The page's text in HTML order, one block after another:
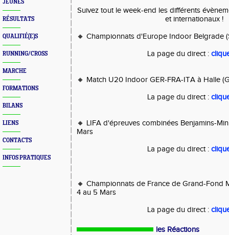
JEUNES
RÉSULTATS
QUALIFIÉ(E)S
RUNNING/CROSS
MARCHE
FORMATIONS
BILANS
LIENS
CONTACTS
INFOS PRATIQUES
Suivez tout le week-end les différents
et internationaux !
🔸 Championnats d'Europe Indoor Belgrade
La page du direct :
🔸 Match U20 Indoor GER-FRA-ITA à Halle
La page du direct :
🔸 LIFA d'épreuves combinées Benjamins-
Mars
La page du direct :
🔸 Championnats de France de Grand-Fond
4 au 5 Mars
La page du direct :
les Réactions